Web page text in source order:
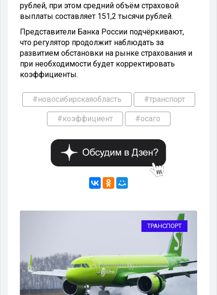
рублей, при этом средний объём страховой
выплаты составляет 151,2 тысячи рублей.
Представители Банка России подчёркивают,
что регулятор продолжит наблюдать за
развитием обстановки на рынке страхования и
при необходимости будет корректировать
коэффициенты.
#новосибирскаяобласть #транспорт
#коэффициент #осаго
ТРАНСПОРТ